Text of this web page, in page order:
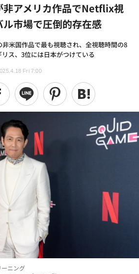
非アメリカ作品でNetflix視
市場で圧倒的存在感
米国作品で最も視聴され、全視聴時間の8
ス、3位には日本がつけている
Fri 7:00
ニング